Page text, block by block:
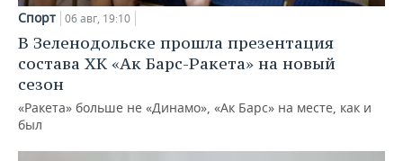
Спорт 06 авг, 19:10
В Зеленодольске прошла презентация
состава ХК «Ак Барс-Ракета» на новый
сезон
«Ракета» больше не «Динамо», «Ак Барс» на месте, как и
был